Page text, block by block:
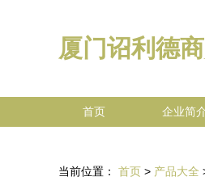
厦门诏利德
首页 企业简
当前位置： 首页 > 产品大全